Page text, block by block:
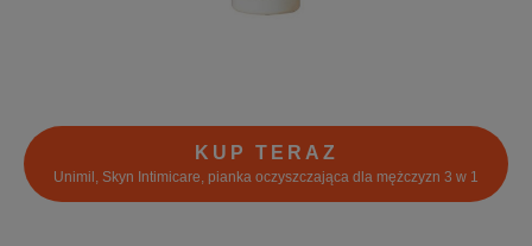
KUP TERAZ
Unimil, Skyn Intimicare, pianka oczyszczająca dla mężczyzn 3 w 1